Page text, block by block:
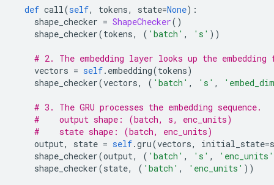
def call(self, tokens, state=None):
shape_checker = ShapeChecker()
shape_checker(tokens, ( 'batch' , 's' ))
# 2. The embedding layer looks up the
vectors = self. embedding(tokens)
shape_checker(vectors, ( 'batch' , 's' ,
# 3. The GRU processes the embedding sequence.
#    output shape: (batch, s, enc_units)
#    state shape: (batch, enc_units)
output, state = self.gru(vectors, initial_state=
shape_checker(output, ( 'batch' , 's' ,
'enc_units'
shape_checker(state, ( 'batch' , 'enc_units' ))